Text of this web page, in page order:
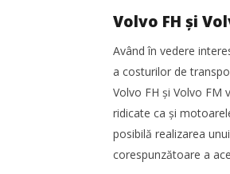
Volvo FH și
Având în vedere
a costurilor de
Volvo FH și Volvo FM
ridicate ca și
posibilă realizarea
corespunzătoare a